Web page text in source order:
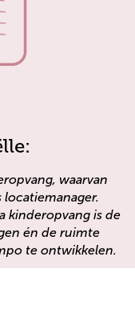
waarvan
locatiemanager.
kinderopvang is de
én de ruimte
te ontwikkelen.